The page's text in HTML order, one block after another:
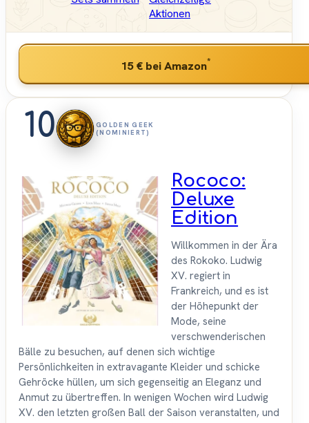
Aktionen
15 € bei Amazon*
10
GOLDEN GEEK
(NOMINIERT)
Rococo:
Deluxe
Edition
Willkommen in der Ära
des Rokoko. Ludwig
XV. regiert in
Frankreich, und es ist
der Höhepunkt der
Mode, seine
verschwenderischen
Bälle zu besuchen, auf denen sich wichtige
Persönlichkeiten in extravagante Kleider und schicke
Gehröcke hüllen, um sich gegenseitig an Eleganz und
Anmut zu übertreffen. In wenigen Wochen wird Ludwig
XV. den letzten großen Ball der Saison veranstalten, und